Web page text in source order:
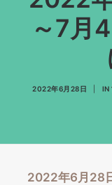
～7月
2022年6月28日 IN
2022年6月28